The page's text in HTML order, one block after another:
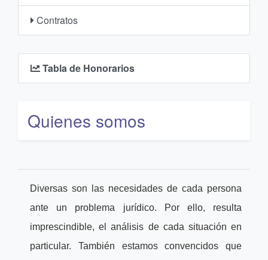
Contratos
Tabla de Honorarios
Quienes somos
Diversas son las necesidades de cada persona
ante un problema jurídico. Por ello, resulta
imprescindible, el análisis de cada situación en
particular. También estamos convencidos que